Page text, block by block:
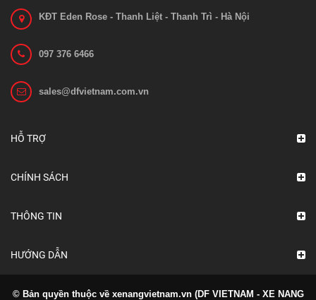
KĐT Eden Rose - Thanh Liệt - Thanh Trì - Hà Nội
097 376 6466
sales@dfvietnam.com.vn
HỖ TRỢ
CHÍNH SÁCH
THÔNG TIN
HƯỚNG DẪN
© Bản quyền thuộc về xenangvietnam.vn (DF VIETNAM - XE NANG